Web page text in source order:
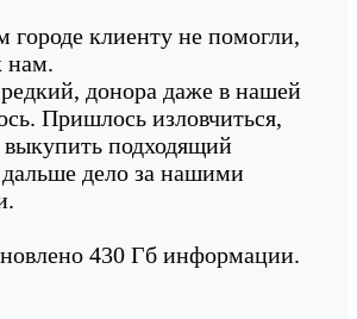
городе клиенту не помогли,
нам.
донора даже в нашей
Пришлось изловчиться,
подходящий
дело за нашими
430 Гб информации.